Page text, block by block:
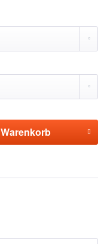
Warenkorb